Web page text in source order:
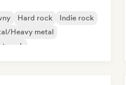
Hard rock
Indie rock
Heavy metal
rock